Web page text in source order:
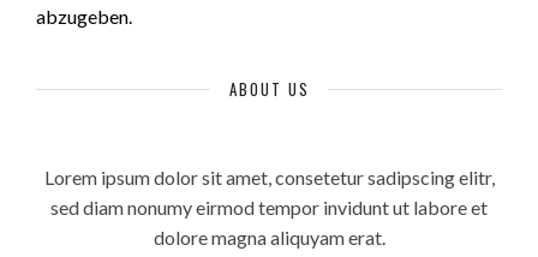
abzugeben.
ABOUT US
Lorem ipsum dolor sit amet, consetetur sadipscing elitr,
sed diam nonumy eirmod tempor invidunt ut labore et
dolore magna aliquyam erat.